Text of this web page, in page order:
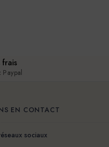
frais
EN CONTACT
sociaux